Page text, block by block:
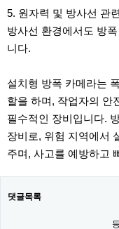
5. 원자력 및 방사선 관
방사선 환경에서도 방
니다.
설치형 방폭 카메라는
할을 하며, 작업자의 안
필수적인 장비입니다.
장비로, 위험 지역에서
주며, 사고를 예방하고
댓글목록